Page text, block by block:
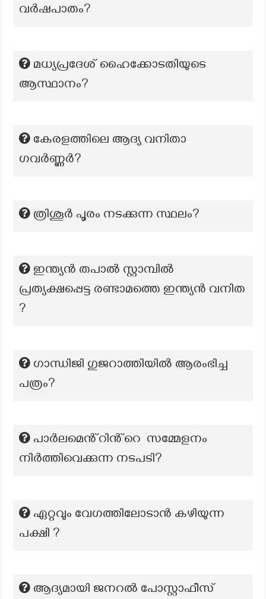
വര്‍ഷപാതം?
മധ്യപ്രദേശ് ഹൈക്കോടതിയുടെ
ആസ്ഥാനം?
കേരളത്തിലെ ആദ്യ വനിതാ
ഗവർണ്ണർ?
ത്രിശൂർ പൂരം നടക്കുന്ന സ്ഥലം?
ഇന്ത്യൻ തപാൽ സ്റ്റാമ്പിൽ
പ്രത്യക്ഷപ്പെട്ട രണ്ടാമത്തെ ഇന്ത്യൻ വനിത
?
ഗാന്ധിജി ഗുജറാത്തിയിൽ ആരംഭിച്ച
പത്രം?
പാർലമെൻ്റിൻ്റെ സമ്മേളനം
നിർത്തിവെക്കുന്ന നടപടി?
ഏറ്റവും വേഗത്തിലോടാൻ കഴിയുന്ന
പക്ഷി ?
ആദ്യമായി ജനറൽ പോസ്റ്റാഫീസ്